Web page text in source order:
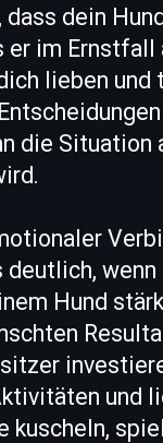
dein
er im Ernstfall
lieben
die Situation
deutlich, wenn
Hund
und
kuscheln,